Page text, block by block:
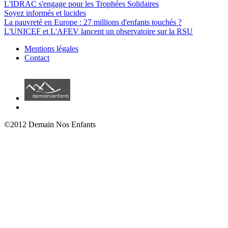
L'IDRAC s'engage pour les Trophées Solidaires
Soyez informés et lucides
La pauvreté en Europe : 27 millions d'enfants touchés ?
L'UNICEF et L'AFEV lancent un observatoire sur la RSU
Mentions légales
Contact
©2012 Demain Nos Enfants